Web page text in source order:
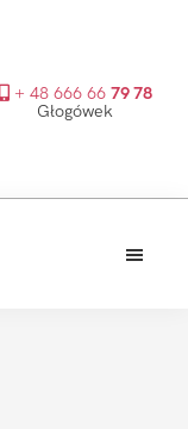
+ 48 666 66 79 78
Głogówek